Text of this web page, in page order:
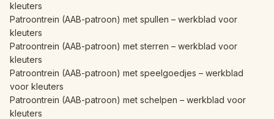
kleuters
Patroontrein (AAB-patroon) met spullen – werkblad voor
kleuters
Patroontrein (AAB-patroon) met sterren – werkblad voor
kleuters
Patroontrein (AAB-patroon) met speelgoedjes – werkblad
voor kleuters
Patroontrein (AAB-patroon) met schelpen – werkblad voor
kleuters